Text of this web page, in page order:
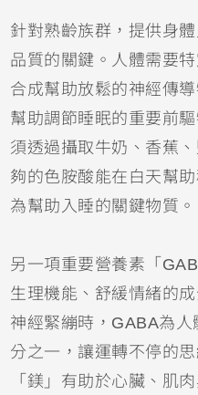
針對熟齡族群，提供身
品質的關鍵。人體需要
合成幫助放鬆的神經傳
幫助調節睡眠的重要前
須透過攝取牛奶、香蕉
夠的色胺酸能在白天幫
為幫助入睡的關鍵物質。
另一項重要營養素「
生理機能、舒緩情緒的
神經緊繃時，GABA為
分之一，讓運轉不停的
「鎂」有助於心臟、肌